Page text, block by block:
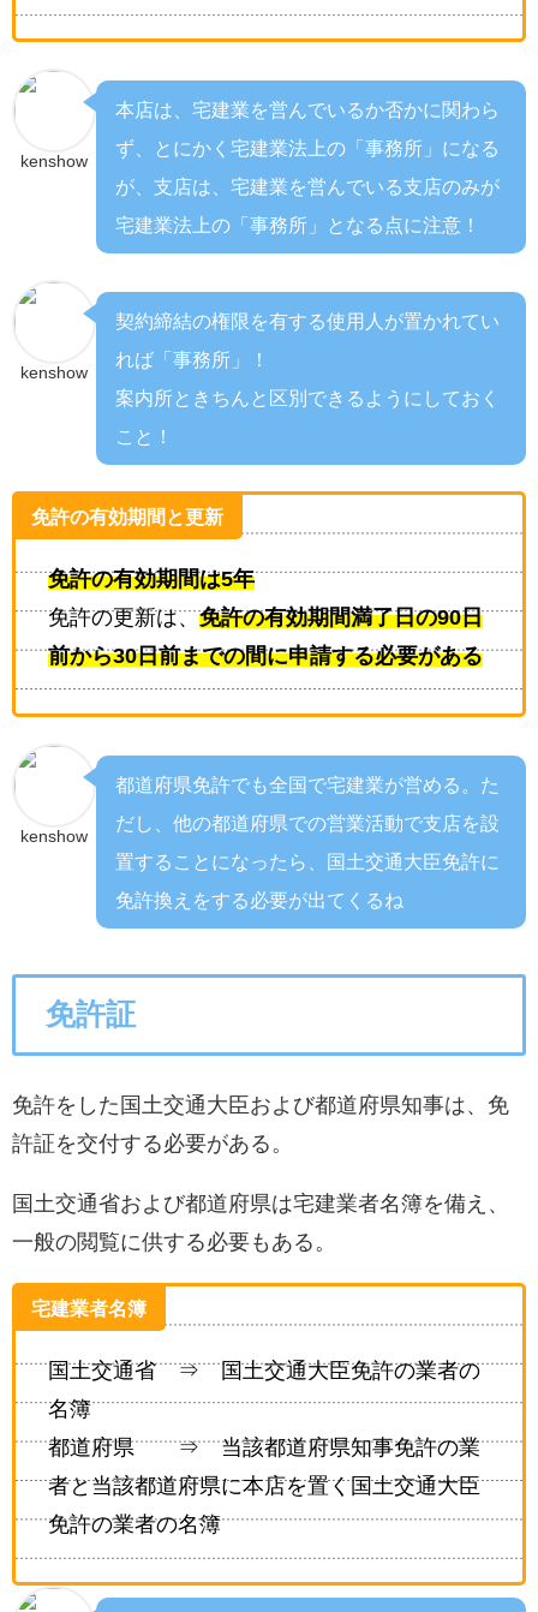
kenshow
本店は、宅建業を営んでいるか否かに関わら
ず、とにかく宅建業法上の「事務所」になる
が、支店は、宅建業を営んでいる支店のみが
宅建業法上の「事務所」となる点に注意！
kenshow
契約締結の権限を有する使用人が置かれてい
れば「事務所」！
案内所ときちんと区別できるようにしておく
こと！
免許の有効期間と更新
免許の有効期間は5年
免許の更新は、免許の有効期間満了日の90日
前から30日前までの間に申請する必要がある
kenshow
都道府県免許でも全国で宅建業が営める。 た
だし、他の都道府県での営業活動で支店を設
置することになったら、国土交通大臣免許に
免許換えをする必要が出てくるね
免許証
免許をした国土交通大臣および都道府県知事は、免
許証を交付する必要がある。
国土交通省および都道府県は宅建業者名簿を備え、
一般の閲覧に供する必要もある。
宅建業者名簿
国土交通省 ⇒ 国土交通大臣免許の業者の
名簿
都道府県 ⇒ 当該都道府県知事免許の業
者と当該都道府県に本店を置く国土交通大臣
免許の業者の名簿